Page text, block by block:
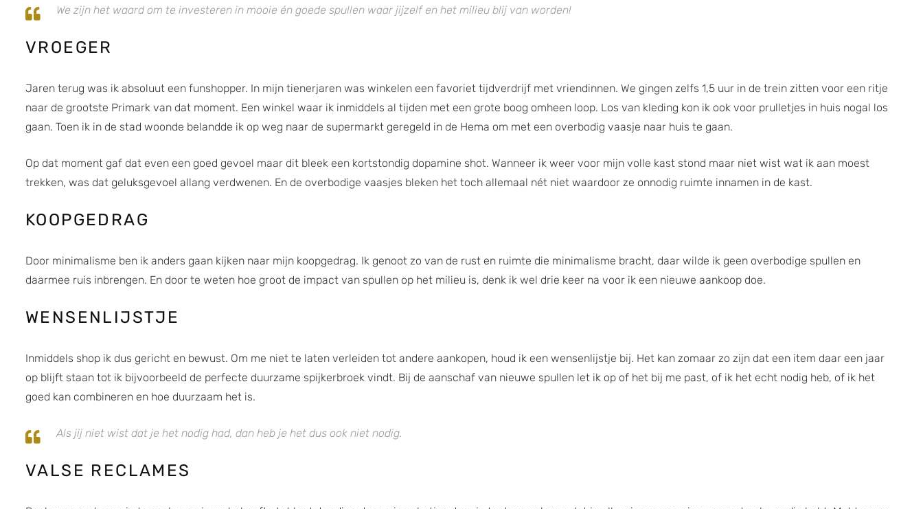
We zijn het waard om te investeren in mooie én goede spullen waar jijzelf en het milieu blij van worden!
VROEGER
Jaren terug was ik absoluut een funshopper. In mijn tienerjaren was winkelen een favoriet tijdverdrijf met vriendinnen. We gingen zelfs 1,5 uur in de trein zitten voor een ritje
naar de grootste Primark van dat moment. Een winkel waar ik inmiddels al tijden met een grote boog omheen loop. Los van kleding kon ik ook voor prulletjes in huis nogal los
gaan. Toen ik in de stad woonde belandde ik op weg naar de supermarkt geregeld in de Hema om met een overbodig vaasje naar huis te gaan.
Op dat moment gaf dat even een goed gevoel maar dit bleek een kortstondig dopamine shot. Wanneer ik weer voor mijn volle kast stond maar niet wist wat ik aan moest
trekken, was dat geluksgevoel allang verdwenen. En de overbodige vaasjes bleken het toch allemaal nét niet waardoor ze onnodig ruimte innamen in de kast.
KOOPGEDRAG
Door minimalisme ben ik anders gaan kijken naar mijn koopgedrag. Ik genoot zo van de rust en ruimte die minimalisme bracht, daar wilde ik geen overbodige spullen en
daarmee ruis inbrengen. En door te weten hoe groot de impact van spullen op het milieu is, denk ik wel drie keer na voor ik een nieuwe aankoop doe.
WENSENLIJSTJE
Inmiddels shop ik dus gericht en bewust. Om me niet te laten verleiden tot andere aankopen, houd ik een wensenlijstje bij. Het kan zomaar zo zijn dat een item daar een jaar
op blijft staan tot ik bijvoorbeeld de perfecte duurzame spijkerbroek vindt. Bij de aanschaf van nieuwe spullen let ik op of het bij me past, of ik het echt nodig heb, of ik het
goed kan combineren en hoe duurzaam het is.
Als jij niet wist dat je het nodig had, dan heb je het dus ook niet nodig.
VALSE RECLAMES